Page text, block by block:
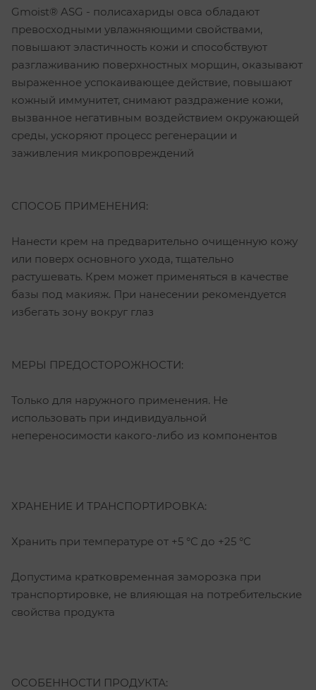
Gmoist® ASG - полисахариды овса обладают
превосходными увлажняющими свойствами,
повышают эластичность кожи и способствуют
разглаживанию поверхностных морщин, оказывают
выраженное успокаивающее действие, повышают
кожный иммунитет, снимают раздражение кожи,
вызванное негативным воздействием окружающей
среды, ускоряют процесс регенерации и
заживления микроповреждений
СПОСОБ ПРИМЕНЕНИЯ:
Нанести крем на предварительно очищенную кожу
или поверх основного ухода, тщательно
растушевать. Крем может применяться в качестве
базы под макияж. При нанесении рекомендуется
избегать зону вокруг глаз
МЕРЫ ПРЕДОСТОРОЖНОСТИ:
Только для наружного применения. Не
использовать при индивидуальной
непереносимости какого-либо из компонентов
ХРАНЕНИЕ И ТРАНСПОРТИРОВКА:
Хранить при температуре от +5 °C до +25 °C
Допустима кратковременная заморозка при
транспортировке, не влияющая на потребительские
свойства продукта
ОСОБЕННОСТИ ПРОДУКТА: